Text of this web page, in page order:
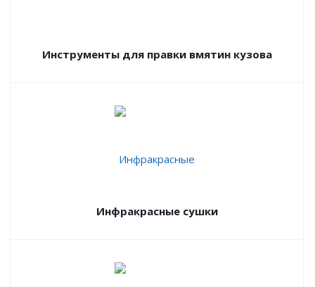
Инструменты для правки вмятин кузова
Инфракрасные сушки